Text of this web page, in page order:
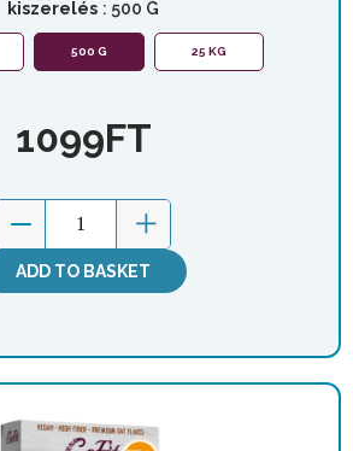
kiszerelés : 500 G
500 G 25 KG
1099FT
ADD TO BASKET